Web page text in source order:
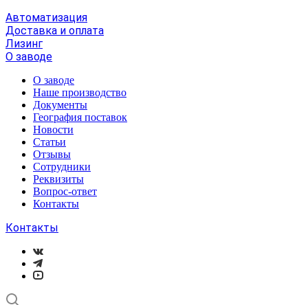
Автоматизация
Доставка и оплата
Лизинг
О заводе
О заводе
Наше производство
Документы
География поставок
Новости
Статьи
Отзывы
Сотрудники
Реквизиты
Вопрос-ответ
Контакты
Контакты